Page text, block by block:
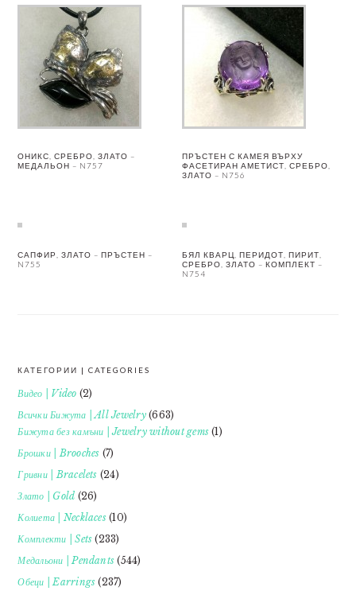
ОНИКС, СРЕБРО, ЗЛАТО –
МЕДАЛЬОН – N757
ПРЪСТЕН С КАМЕЯ ВЪРХУ
ФАСЕТИРАН АМЕТИСТ, СРЕБРО,
ЗЛАТО – N756
САПФИР, ЗЛАТО – ПРЪСТЕН –
N755
БЯЛ КВАРЦ, ПЕРИДОТ, ПИРИТ,
СРЕБРО, ЗЛАТО – КОМПЛЕКТ –
N754
FOOTER
КАТЕГОРИИ | CATEGORIES
Видео | Video (2)
Всички Бижута | All Jewelry(663)
Бижута без камъни | Jewelry without gems (1)
Брошки | Brooches (7)
Гривни | Bracelets (24)
Злато | Gold (26)
Колиета | Necklaces(10)
Комплекти | Sets (233)
Медальони | Pendants (544)
Обеци | Earrings (237)